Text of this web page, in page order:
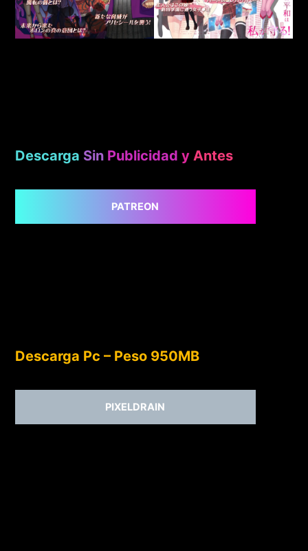
Descarga Sin Publicidad y Antes
PATREON
Descarga Pc – Peso 950MB
PIXELDRAIN